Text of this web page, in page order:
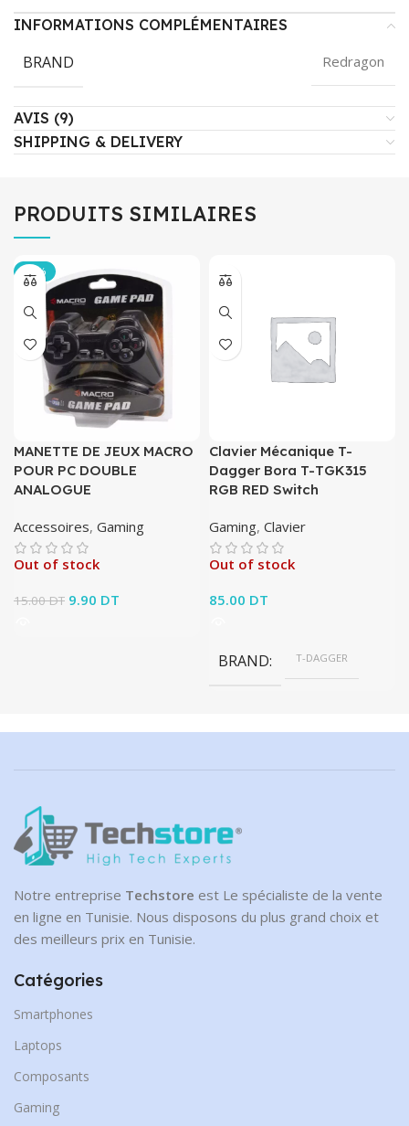
INFORMATIONS COMPLÉMENTAIRES
BRAND Redragon
AVIS (9)
SHIPPING & DELIVERY
PRODUITS SIMILAIRES
-34%
MANETTE DE JEUX MACRO
POUR PC DOUBLE
ANALOGUE
Accessoires, Gaming
Out of stock
15.00DT Le prix initial était :
9.90 DT
Clavier Mécanique T-
Dagger Bora T-TGK315
RGB RED Switch
Gaming, Clavier
Out of stock
85.00 DT
BRAND T-DAGGER
Notre entreprise Techstore est Le spécialiste de la vente
en ligne en Tunisie. Nous disposons du plus grand choix et
des meilleurs prix en Tunisie.
Catégories
Smartphones
Laptops
Composants
Gaming